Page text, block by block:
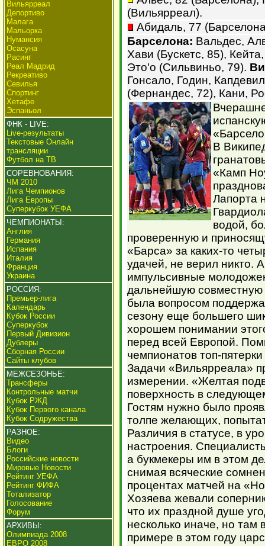
Вильярреал
Депортиво
Малага
Мальорка
Нумансия
Осасуна
Расинг
Реал Мадрид
Рекреативо
Севилья
Спортинг
Хетафе
Эспаньол
ФНК - LIVE:
Live-результаты
Текстовые Онлайн
трансляции
Футбол на ТВ
СОРЕВНОВАНИЯ:
ЧМ 2010
Лига Чемпионов
Лига Европы
Суперкубок УЕФА
ЧЕМПИОНАТЫ:
Англия
Германия
Испания
Италия
Франция
Украина
РОССИЯ:
Премьер-лига
Календарь
Кубок России
Суперкубок
Первый Дивизион
Дублеры
Сборная России
Сайты клубов
МЕЖСЕЗОНЬЕ:
Трансферы
Контрольные матчи
Кубок РЖД
Кубок Первого канала
Кубок Содружества
РАЗНОЕ:
Видео
Блоги
Российские новости
Мировые Новости
Рейтинг УЕФА
Рейтинг ФИФА
Тотализатор
Голосование
Форум
АРХИВЫ:
Олимпиада 2008
ЕВРО 2008
(Вильярреал).
Абидаль, 77
Барселона: Вальдес,
Хави (Бускетс, 85),
Это'о (Сильвиньо, 79).
Гонсало, Годин,
(Фернандес, 72), Кани,
В
«Камп
Лапорта
водой,
проверенную и
«Барса» за каких-то
удачей, не верил никто.
импульсивные
дальнейшую
была вопросом
сезону еще большего
хорошем понимании
перед всей Европой.
чемпионатов топ-
Задачи «Вильярреала»
измерении. «Желтая
поверхность в
Гостям нужно было
толпе желающих,
Различия в статусе, в
настроения.
а букмекеры им в этом
снимая всяческие
процентах матчей на
Хозяева жевали
что их праздной душе
несколько иначе, но там
примере в этом году